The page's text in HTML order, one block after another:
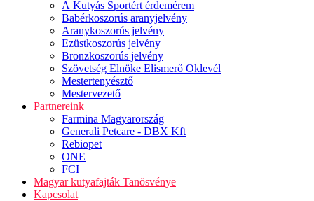
A Kutyás Sportért érdemérem
Babérkoszorús aranyjelvény
Aranykoszorús jelvény
Ezüstkoszorús jelvény
Bronzkoszorús jelvény
Szövetség Elnöke Elismerő Oklevél
Mestertenyésztő
Mestervezető
Partnereink
Farmina Magyarország
Generali Petcare - DBX Kft
Rebiopet
ONE
FCI
Magyar kutyafajták Tanösvénye
Kapcsolat